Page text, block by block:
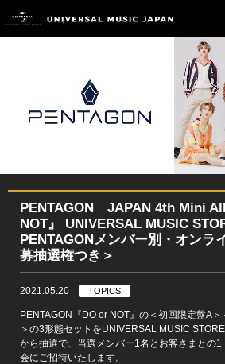
PENTAGON JAPAN 4th Mini
NOT』 UNIVERSAL MUSIC
PENTAGONメンバー別・オンラ
募抽選権つき＞
2021.05.20 TOPICS
PENTAGON『DO or NOT』の＜初回限定盤A
＞の3形態セットをUNIVERSAL MUSIC
から抽選で、当選メンバー1名とお客さまとの
会にご招待いたします。